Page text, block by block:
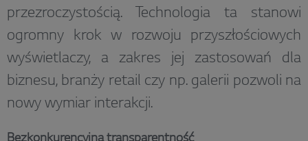
przezroczystością. Technologia ta stanowi
ogromny krok w rozwoju przyszłościowych
wyświetlaczy, a zakres jej zastosowań dla
biznesu, branży retail czy np. galerii pozwoli na
nowy wymiar interakcji.